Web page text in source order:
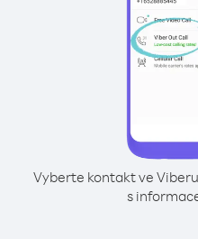
Vyberte kontakt ve
s